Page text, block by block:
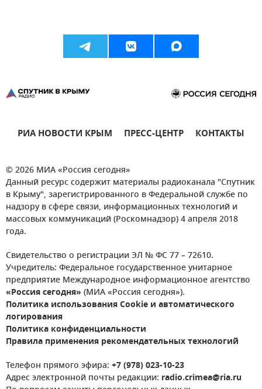
РИА НОВОСТИ КРЫМ ПРЕСС-ЦЕНТР КОНТАКТЫ
© 2026 МИА «Россия сегодня»
Данный ресурс содержит материалы радиоканала "Спутник
в Крыму", зарегистрированного в Федеральной службе по
надзору в сфере связи, информационных технологий и
массовых коммуникаций (Роскомнадзор) 4 апреля 2018
года.
Свидетельство о регистрации ЭЛ № ФС 77 – 72610.
Учредитель: Федеральное государственное унитарное
предприятие Международное информационное агентство
«Россия сегодня» (МИА «Россия сегодня»).
Политика использования Cookie и автоматического
логирования
Политика конфиденциальности
Правила применения рекомендательных технологий
Телефон прямого эфира: +7 (978) 023-10-23
Адрес электронной почты редакции: radio.crimea@ria.ru